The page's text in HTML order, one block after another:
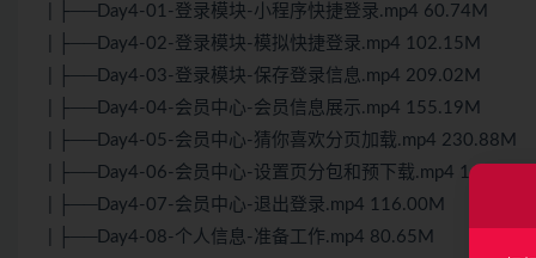
| ├──Day4-01-登录模块-小程序快捷登录.mp4 60.74M
| ├──Day4-02-登录模块-模拟快捷登录.mp4 102.15M
| ├──Day4-03-登录模块-保存登录信息.mp4 209.02M
| ├──Day4-04-会员中心-会员信息展示.mp4 155.19M
| ├──Day4-05-会员中心-猜你喜欢分页加载.mp4 230.88M
| ├──Day4-06-会员中心-设置页分包和预下载.mp4 147.42M
| ├──Day4-07-会员中心-退出登录.mp4 116.00M
| ├──Day4-08-个人信息-准备工作.mp4 80.65M